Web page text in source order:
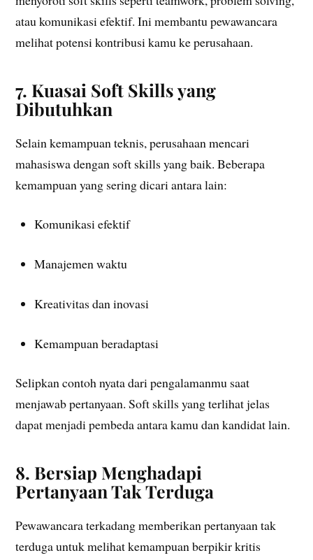
atau komunikasi efektif. Ini membantu pewawancara
melihat potensi kontribusi kamu ke perusahaan.
7. Kuasai Soft Skills yang
Dibutuhkan
Selain kemampuan teknis, perusahaan mencari
mahasiswa dengan soft skills yang baik. Beberapa
kemampuan yang sering dicari antara lain:
Komunikasi efektif
Manajemen waktu
Kreativitas dan inovasi
Kemampuan beradaptasi
Selipkan contoh nyata dari pengalamanmu saat
menjawab pertanyaan. Soft skills yang terlihat jelas
dapat menjadi pembeda antara kamu dan kandidat lain.
8. Bersiap Menghadapi
Pertanyaan Tak Terduga
Pewawancara terkadang memberikan pertanyaan tak
terduga untuk melihat kemampuan berpikir kritis